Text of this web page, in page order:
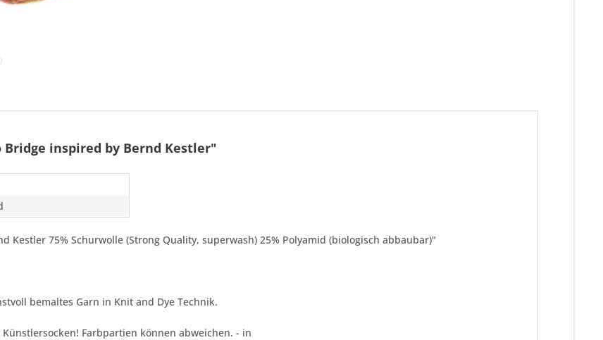
Bridge inspired by Bernd Kestler"
Kestler 75% Schurwolle (Strong Quality, superwash) 25% Polyamid (biologisch abbaubar)"
bemaltes Garn in Knit and Dye Technik.
Farbpartien können abweichen. - in